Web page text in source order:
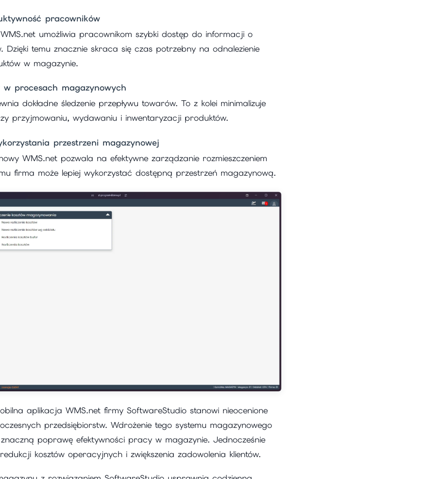
pracowników
umożliwia pracownikom szybki dostęp do informacji o
Dzięki temu znacznie skraca się czas potrzebny na odnalezienie
w magazynie.
w procesach magazynowych
dokładne śledzenie przepływu towarów. To z kolei minimalizuje
przyjmowaniu, wydawaniu i inwentaryzacji produktów.
przestrzeni magazynowej
WMS.net pozwala na efektywne zarządzanie rozmieszczeniem
firma może lepiej wykorzystać dostępną przestrzeń magazynową.
aplikacja WMS.net firmy SoftwareStudio stanowi nieocenione
przedsiębiorstw. Wdrożenie tego systemu magazynowego
poprawę efektywności pracy w magazynie. Jednocześnie
kosztów operacyjnych i zwiększenia zadowolenia klientów.